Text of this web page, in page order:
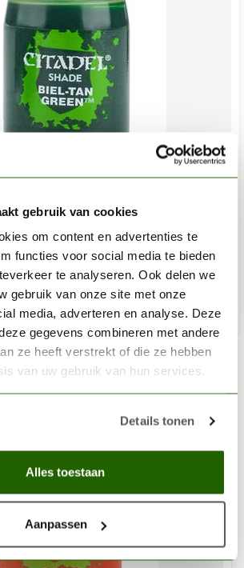
gebruik van cookies
om content en advertenties te
functies voor social media te bieden
te analyseren. Ook delen we
gebruik van onze site met onze
media, adverteren en analyse. Deze
gegevens combineren met andere
ze heeft verstrekt of die ze hebben
van uw gebruik van hun services.
Details tonen
Alles toestaan
Aanpassen
Paint - 18ml - 24-19
€6,30